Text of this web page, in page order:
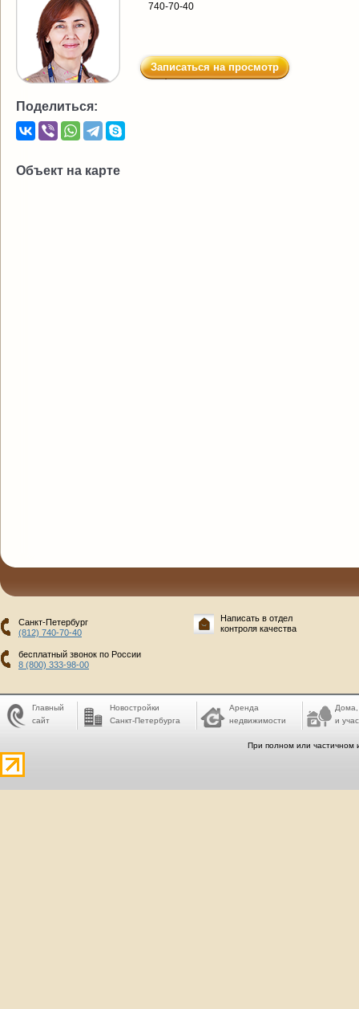
740-70-40
Записаться на просмотр
Поделиться:
Объект на карте
Санкт-Петербург
(812) 740-70-40
бесплатный звонок по России
8 (800) 333-98-00
Написать в отдел
контроля качества
Главный
сайт
Новостройки
Санкт-Петербурга
Аренда
недвижимости
Дома,
и
При полном или частичном